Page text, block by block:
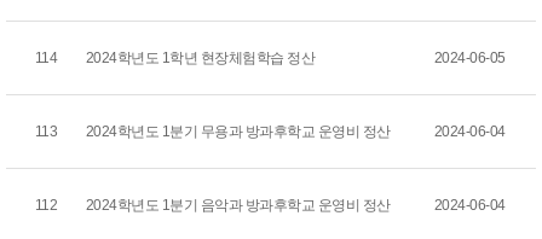
114 2024학년도 1학년 현장체험학습 정산 2024-06-05
113 2024학년도 1분기 무용과 방과후학교 운영비 정산 2024-06-04
112 2024학년도 1분기 음악과 방과후학교 운영비 정산 2024-06-04